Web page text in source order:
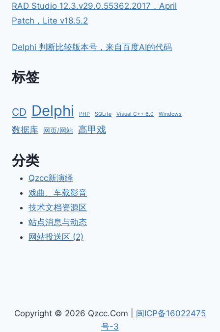
RAD Studio 12.3.v29.0.55362.2017，April
Patch，Lite v18.5.2
Delphi 判断比较版本号，来自百度AI的代码
标签
CD Delphi PHP SQLite Visual C++ 6.0 Windows
数据库 网页/网站 高甲戏
分类
Qzcc新演绎
戏曲、车载影音
技术文档资源区
站点消息与动态
网站投送区 (2)
Copyright © 2026 Qzcc.Com | 闽ICP备16022475
号-3